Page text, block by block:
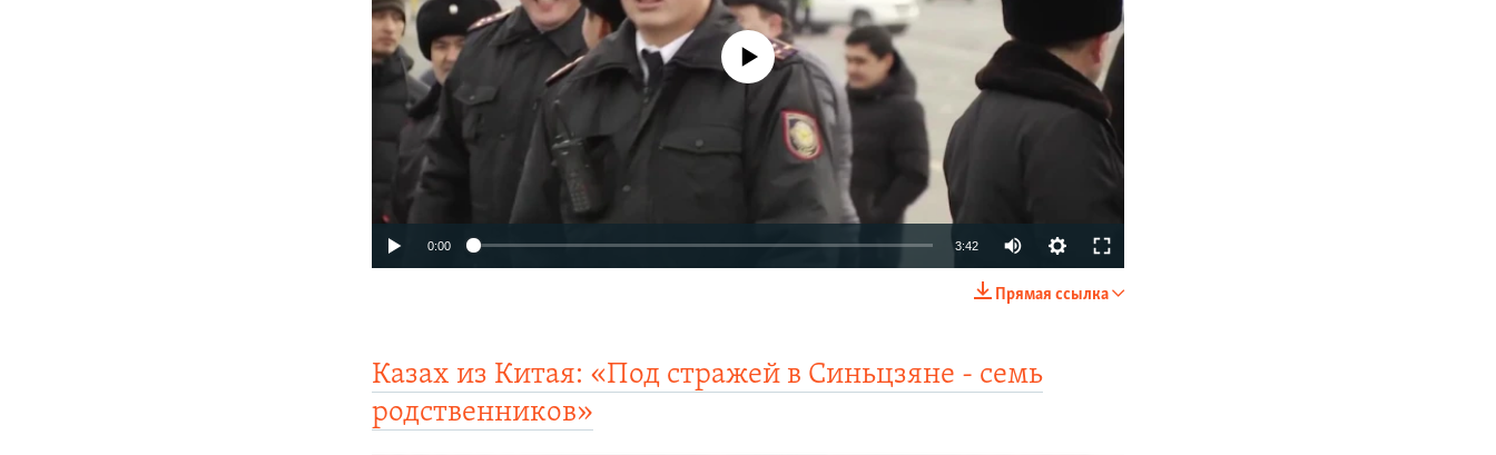
No media source currently available
0:00 3:42
Прямая ссылка
Казах из Китая: «Под стражей в Синьцзяне - семь
родственников»